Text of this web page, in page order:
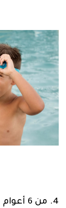
4. من 6 أعوام فأكبر: